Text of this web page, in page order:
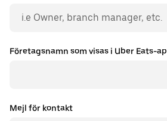
Företagsnamn som visas i Uber Eats-
Mejl för kontakt